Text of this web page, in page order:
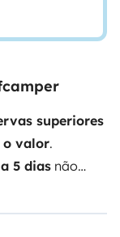
superiores
o valor.
5 dias não
um
disposição